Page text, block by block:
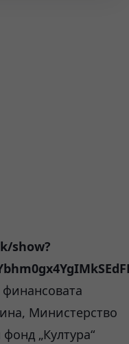
show?
Министерство
„Култура“